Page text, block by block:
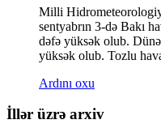
Milli
sentyabrın 3-də Bakı
dəfə yüksək olub.
yüksək olub. Tozlu
Ardını oxu
İllər üzrə arxiv